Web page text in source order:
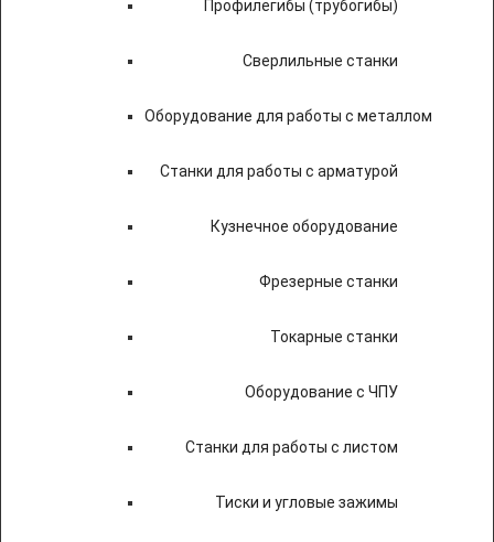
Профилегибы (трубогибы)
Сверлильные станки
Оборудование для работы с металлом
Станки для работы с арматурой
Кузнечное оборудование
Фрезерные станки
Токарные станки
Оборудование с ЧПУ
Станки для работы с листом
Тиски и угловые зажимы